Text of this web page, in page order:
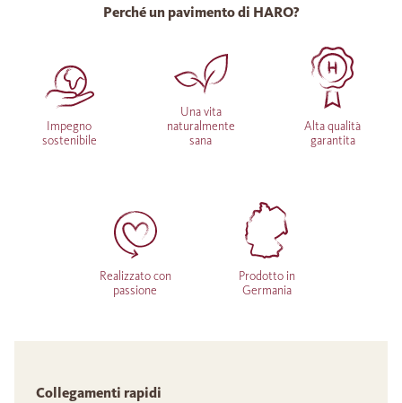
Perché un pavimento di HARO?
Impegno
sostenibile
Una vita
naturalmente
sana
Alta qualità
garantita
Realizzato con
passione
Prodotto in
Germania
Collegamenti rapidi